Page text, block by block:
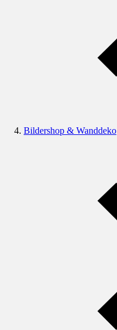
Bildershop & Wanddeko